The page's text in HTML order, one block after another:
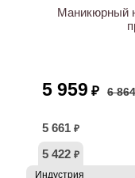
Маникюрный
5 959 ₽ 6
5 661 ₽
5 422 ₽
Индустрия